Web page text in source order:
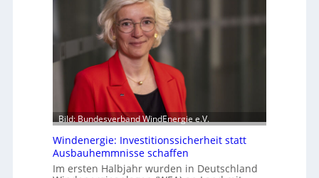
e
n
m
a
n
a
g
e
m
e
n
t
h
l
l
i
g
e
n
e
N
t
z
u
Bild: Bundesverband WindEnergie e.V.
Windenergie: Investitionssicherheit statt
Ausbauhemmnisse schaffen
Im ersten Halbjahr wurden in Deutschland